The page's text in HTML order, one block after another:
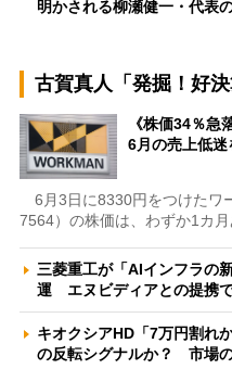
明かされる柳瀬健一・代表
古賀真人「発掘！好決
《株価34％急
6月の売上低
6月3日に8330円をつけたワ
7564）の株価は、わずか1カ
三菱重工が「AIインフラの
運 エヌビディアとの提携
キオクシアHD「7万円割れ
の反転シグナルか？ 市場